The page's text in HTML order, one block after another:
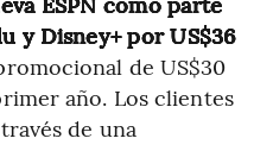
y Disney+ por US$36
de US$30
año. Los clientes
de una